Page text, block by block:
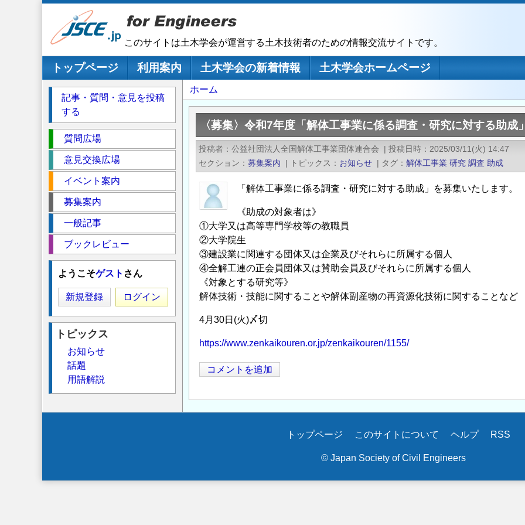
このサイトは土木学会が運営する土木技術者のための情報交流サイトです。
メインナビゲーション
トップページ 利用案内 土木学会の新着情報
土木学会ホームページ
パ
ン
ず
ホーム
〈募集〉令和7年度「解体工事業に係る調査・研究に対する助成
投稿者 公益社団法人全国解体工事業団体連合会 | 投稿日時
2025/03/11(火) 14:47
セクション
募集案内 | トピックス お知らせ | タグ 解体工事業 研究 調査 助成
「解体工事業に係る調査・研究に対する助成」を募集いたします。
《助成の対象者は》
①大学又は高等専門学校等の教職員
②大学院生
③建設業に関連する団体又は企業及びそれらに所属する個人
④全解工連の正会員団体又は賛助会員及びそれらに所属する個人
《対象とする研究等》
解体技術・技能に関することや解体副産物の再資源化技術に関することなど
4月30日(火)〆切
https://www.zenkaikouren.or.jp/zenkaikouren/1155/
コメントを追加
記事・質問・意見を投稿
する
ク
シ
質問広場
意見交換広場
イベント案内
募集案内
一般記事
ブックレビュー
ようこそゲスト さん
新規登録 ログイン
トピックス
お知らせ
話題
用語解説
トップページ このサイトについて ヘルプ RSS
© Japan Society of Civil Engineers